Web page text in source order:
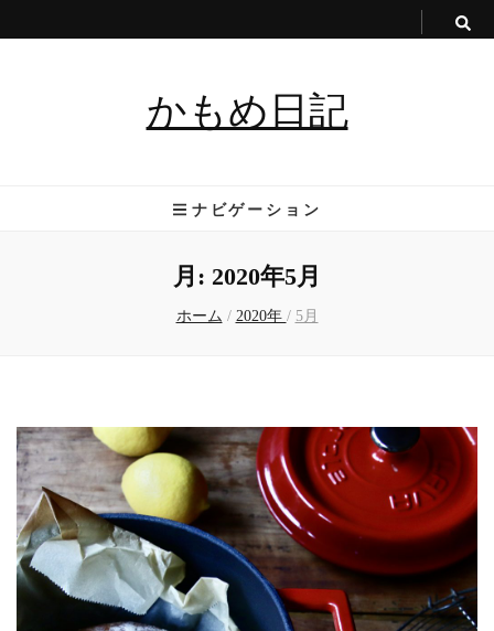
かもめ日記
ナビゲーション
月: 2020年5月
ホーム / 2020年 / 5月